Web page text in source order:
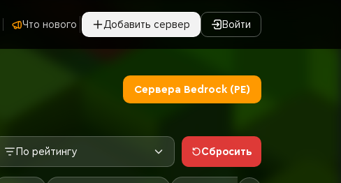
Что нового Добавить сервер Войти
Сервера Bedrock (PE)
По рейтингу Сбросить